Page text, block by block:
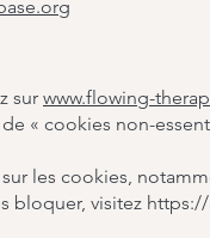
sur www.flowing-
« cookies non-
sur les cookies,
bloquer, visitez